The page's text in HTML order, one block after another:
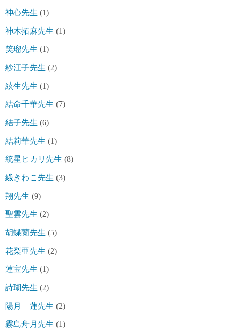
神心先生 (1)
神木拓麻先生 (1)
笑瑠先生 (1)
紗江子先生 (2)
絃生先生 (1)
結命千華先生 (7)
結子先生 (6)
結莉華先生 (1)
統星ヒカリ先生 (8)
繊きわこ先生 (3)
翔先生 (9)
聖雲先生 (2)
胡蝶蘭先生 (5)
花梨亜先生 (2)
蓮宝先生 (1)
詩瑚先生 (2)
陽月 蓮先生 (2)
霧島舟月先生 (1)